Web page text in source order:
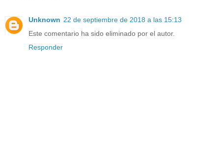
Unknown 22 de septiembre de 2018 a las 15:13
Este comentario ha sido eliminado por el autor.
Responder